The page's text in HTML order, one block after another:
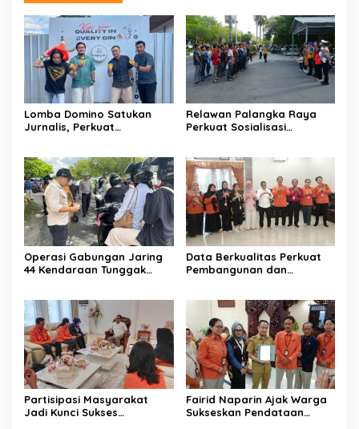
Lomba Domino Satukan
Jurnalis, Perkuat
Relawan Palangka Raya
Perkuat Sosialisasi
Operasi Gabungan Jaring
44 Kendaraan Tunggak
Data Berkualitas Perkuat
Pembangunan dan
Partisipasi Masyarakat
Jadi Kunci Sukses
Fairid Naparin Ajak Warga
Sukseskan Pendataan